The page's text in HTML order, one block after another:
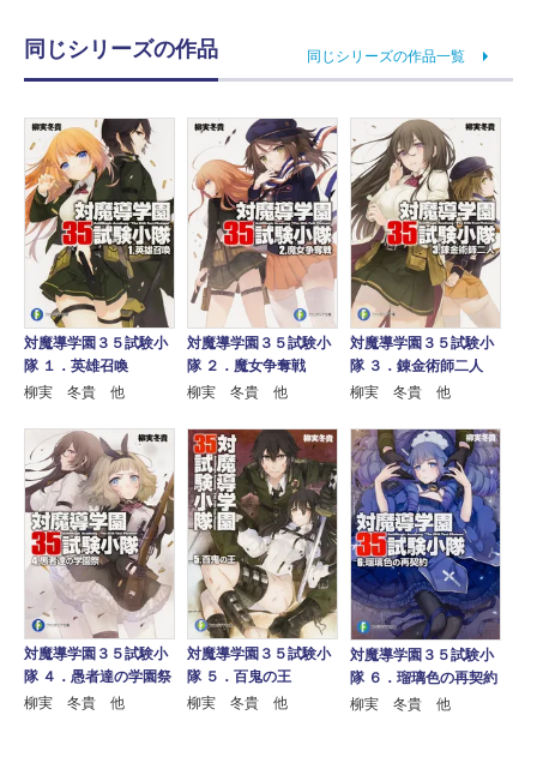
同じシリーズの作品 同じシリーズの作品一覧
対魔導学園３５試験小
隊 １．英雄召喚
柳実 冬貴 他
対魔導学園３５試験小
隊 ２．魔女争奪戦
柳実 冬貴 他
対魔導学園３５試験小
隊 ３．錬金術師二人
柳実 冬貴 他
対魔導学園３５試験小
隊 ４．愚者達の学園祭
柳実 冬貴 他
対魔導学園３５試験小
隊 ５．百鬼の王
柳実 冬貴 他
対魔導学園３５試験小
隊 ６．瑠璃色の再契約
柳実 冬貴 他